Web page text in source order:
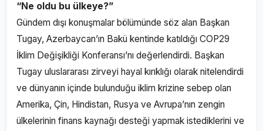
“Ne oldu bu ülkeye?”
Gündem dışı konuşmalar bölümünde söz alan Başkan
Tugay, Azerbaycan’ın Bakü kentinde katıldığı COP29
İklim Değişikliği Konferansı’nı değerlendirdi. Başkan
Tugay uluslararası zirveyi hayal kırıklığı olarak nitelendirdi
ve dünyanın içinde bulunduğu iklim krizine sebep olan
Amerika, Çin, Hindistan, Rusya ve Avrupa’nın zengin
ülkelerinin finans kaynağı desteği yapmak istediklerini ve